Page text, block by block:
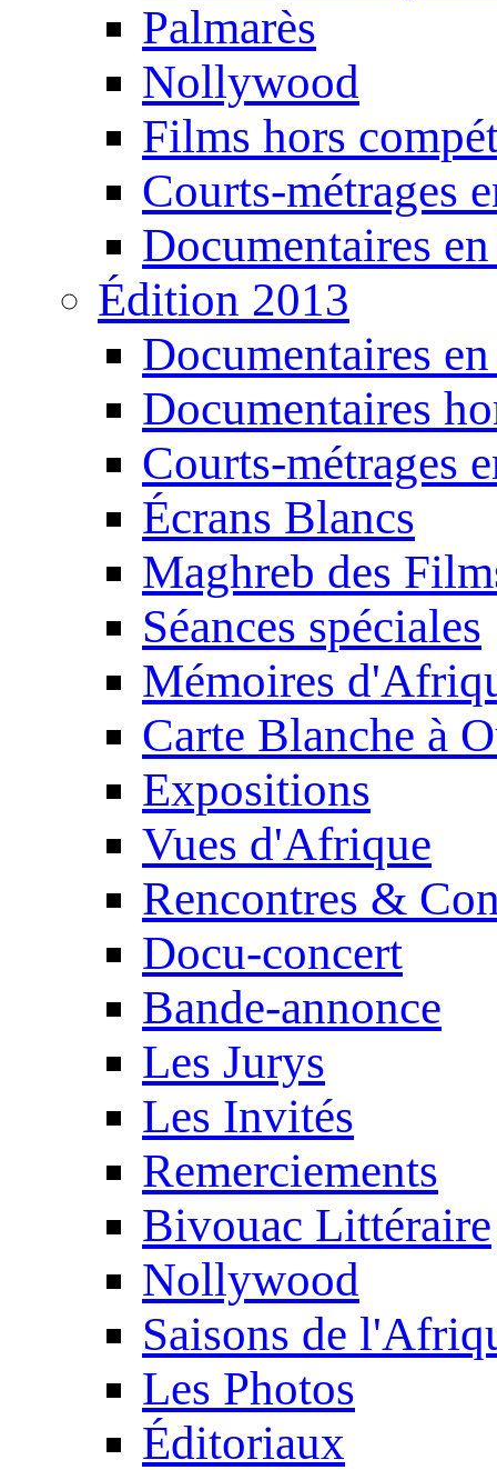
Palmarès
Nollywood
Films hors
Courts-métrages
Documentaires
Édition 2013
Documentaires
Documentaires
Courts-métrages
Écrans Blancs
Maghreb des
Séances spéciales
Mémoires
Carte Blanche à
Expositions
Vues d'Afrique
Rencontres &
Docu-concert
Bande-annonce
Les Jurys
Les Invités
Remerciements
Bivouac Littéraire
Nollywood
Saisons de
Les Photos
Éditoriaux